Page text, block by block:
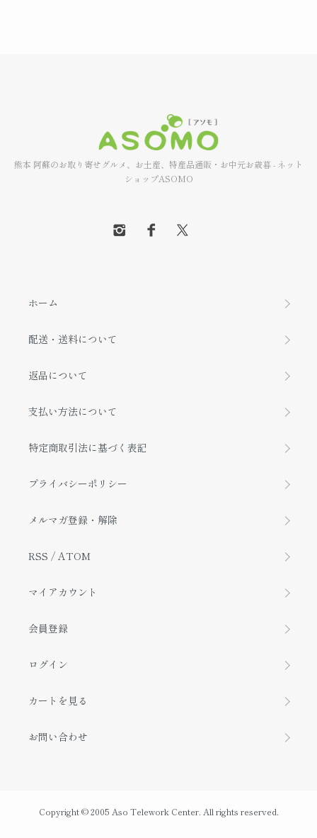
熊本 阿蘇のお取り寄せグルメ、お土産、特産品通販・お中元お歳暮 - ネット
ショップASOMO
ホーム
配送・送料について
返品について
支払い方法について
特定商取引法に基づく表記
プライバシーポリシー
メルマガ登録・解除
RSS / ATOM
マイアカウント
会員登録
ログイン
カートを見る
お問い合わせ
Copyright © 2005 Aso Telework Center. All rights reserved.